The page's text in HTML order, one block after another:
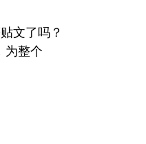
文了吗？
为整个